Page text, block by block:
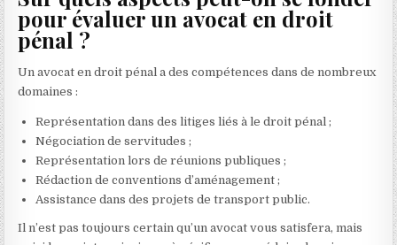
pour évaluer un avocat en droit
pénal ?
Un avocat en droit pénal a des compétences dans de nombreux
domaines :
Représentation dans des litiges liés à le droit pénal ;
Négociation de servitudes ;
Représentation lors de réunions publiques ;
Rédaction de conventions d’aménagement ;
Assistance dans des projets de transport public.
Il n’est pas toujours certain qu’un avocat vous satisfera, mais